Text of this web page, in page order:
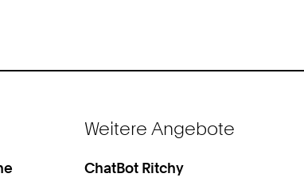
Weitere Angebote
ChatBot Ritchy